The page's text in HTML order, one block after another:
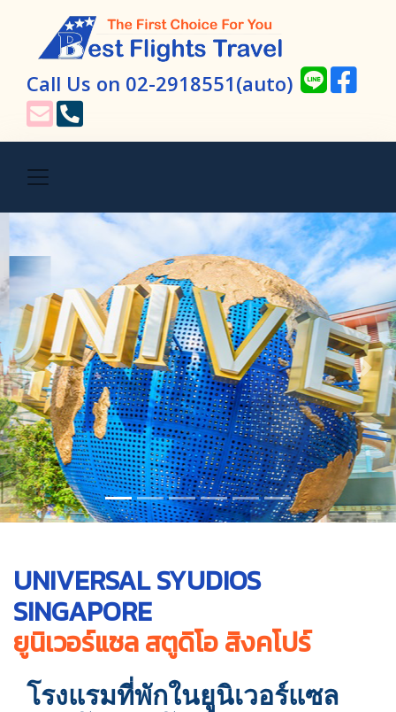
Call Us on 02-2918551​(auto)​
Previous Next
UNIVERSAL SYUDIOS
SINGAPORE
ยูนิเวอร์แซล สตูดิโอ สิงคโปร์
โรงแรมที่พักในยูนิเวอร์แซล